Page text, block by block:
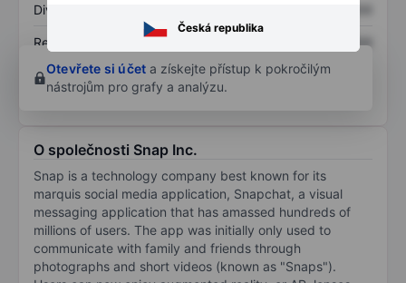
Česká republika
Dividenda na akcii
Rentabilita kapitálu
XXXXXXX
Otevřete si účet a získejte přístup k pokročilým
nástrojům pro grafy a analýzu.
O společnosti Snap Inc.
Snap is a technology company best known for its
marquis social media application, Snapchat, a visual
messaging application that has amassed hundreds of
millions of users. The app was initially only used to
communicate with family and friends through
photographs and short videos (known as "Snaps").